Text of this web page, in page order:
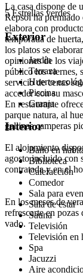
La casa dispone de
Repsol ha
elabora con
temporada de
los platos se
opiniones de los
público los viernes,
servicio de cenas
acceder con su
En restaurante
parque natura, al
gallinas camperas
El alojamiento
agosto incluido con
contratada y en el
En los meses de
refrescarte en pozas
vado.
5 Estrellas verdes
Exterior
Jardín
Terraza
Huerto
Piscina
Granja
Interior
Baño en
Biblioteca
Calefacción
Comedor
Sala para
Sala de estar
Sauna
Televisión
Televisión en
Spa
Jacuzzi
Aire